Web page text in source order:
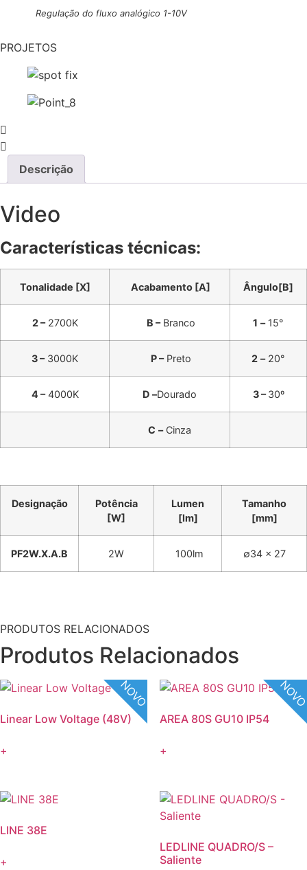
Regulação do fluxo analógico 1-10V
PROJETOS
Descrição
Video
Características técnicas:
Tonalidade [X] Acabamento [A] Ângulo[B]
2 –2700K B –Branco 1 –15°
3 –3000K P –Preto 2 –20°
4 –4000K D –Dourado 3 –30º
C –Cinza
Designação
Potência
[W]
Lumen
[lm]
Tamanho
[mm]
PF2W.X.A.B 2W 100lm ∅34 x 27
PRODUTOS RELACIONADOS
Produtos Relacionados
NOVO
Linear Low Voltage (48V)
+
AREA 80S GU10 IP54
+
LINE 38E
+
LEDLINE QUADRO/S –
Saliente